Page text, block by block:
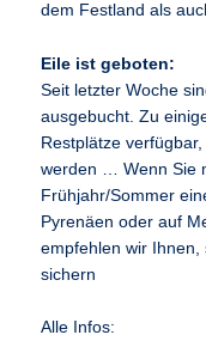
dem Festland als
Eile ist geboten:
Seit letzter Woche
ausgebucht. Zu
Restplätze
werden … Wenn Sie
Frühjahr/Sommer
Pyrenäen oder auf
empfehlen wir Ihnen,
sichern
Alle Infos: